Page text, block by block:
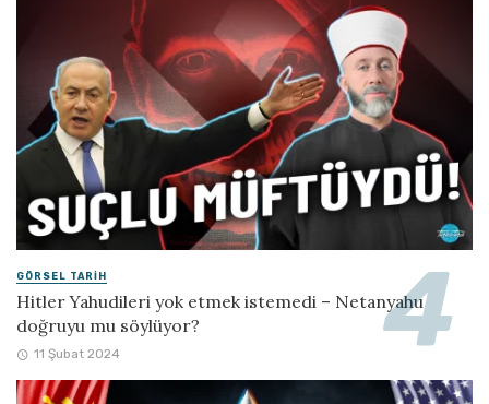
GÖRSEL TARIH
Hitler Yahudileri yok etmek istemedi – Netanyahu
doğruyu mu söylüyor?
11 Şubat 2024